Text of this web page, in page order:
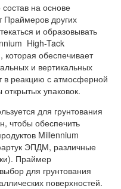
на основе
Праймеров других
и образовывать
High-Tack
которая обеспечивает
и вертикальных
в реакцию с атмосферной
упаковок.
для грунтования
чтобы обеспечить
Millennium
ЭПДМ, различные
Праймер
для грунтования
поверхностей.